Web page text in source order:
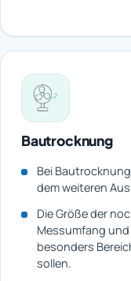
Bautrocknung
Bei
dem weiteren
Die Größe der
Messumfang
besonders
sollen.